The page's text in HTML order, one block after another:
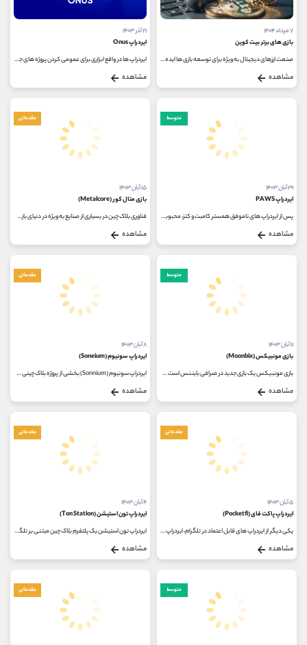
۷ مرداد ۱۴۰۴
بازی های برتر بیت کوین
صنعت ارزهای دیجیتال به‌ ویژه برای توسعه بازی ‌ها ایده ‌آل است زیرا سیستم غیرمتمرکز آن روشی کارآمد برای پاداش‌...
مشاهده
۲۱ آذر ۱۴۰۳
ایردراپ Onus
ایردراپ ها در واقع ابزاری برای عمومی کردن پروژه های جدید در فضای بلاک چین هستند. با توجه به محبوبیت روزافزون بازار ارزهای دیجیتال،...
مشاهده
متوسط
۲۹ آبان ۱۴۰۳
ایردراپ PAWS
پس از ایردراپ های ناموفق همستر کامبت و کتز، محبوبیت بازی های تلگرام به میزان قابل توجهی کاهش یافت. با این حال، ایردراپ PAWS در...
مشاهده
مقدماتی
۱۵ آبان ۱۴۰۳
بازی متال کور (Metalcore)
فناوری بلاک چین در بسیاری از صنایع به ویژه در دنیای بازی های ویدیویی تحول بسیار بزرگی محسوب می شود. در میان این تغییرات، دنیای...
مشاهده
متوسط
۱۱ آبان ۱۴۰۳
بازی مونبیکس (Moonbix)
بازی مونبیکس یک بازی جدید در صرافی بایننس است که می توان از طریق آن کسب درآمد داشت. این بازی که بر اساس مفهوم پلی تو ارن ساخته...
مشاهده
مقدماتی
۸ آبان ۱۴۰۳
ایردراپ سونیوم (Soneium)
ایردراپ سونیوم (Sonnium) بخشی از پروژه بلاک چینی جدیدی است که با همکاری سونی و استارت‌آپ Startale توسعه یافته است. هدف این پروژه...
مشاهده
مقدماتی
۵ آبان ۱۴۰۳
ایردراپ پاکت فای (Pocketfi)
یکی دیگر از ایردراپ های قابل اعتماد در تلگرام، ایردراپ پاکت فای است که اخیرا به گروه ایردراپ تلگرام پیوسته است. بازار ایردراپ...
مشاهده
مقدماتی
۴ آبان ۱۴۰۳
ایردراپ تون استیشن (Ton Station)
ایردراپ تون استیشن یک پلتفرم بلاک چین مبتنی بر تلگرام است که ترکیبی منحصر به فرد از بازی و رسانه های اجتماعی را ارائه می دهد...
مشاهده
متوسط مقدماتی
کانال بله @alirezamehrabi_official